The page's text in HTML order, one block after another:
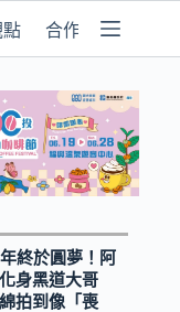
點 合作媒體
終於圓夢！阿
身黑道大哥
拍到像「喪